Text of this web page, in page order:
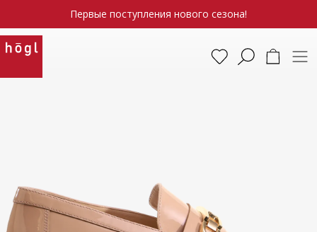
Первые поступления нового сезона!